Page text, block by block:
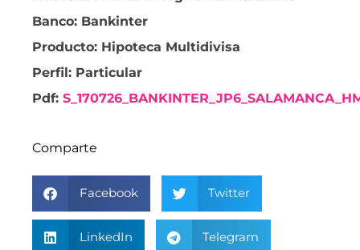
Banco: Bankinter
Producto: Hipoteca Multidivisa
Perfil: Particular
Pdf:
Comparte
Facebook Twitter
LinkedIn Telegram